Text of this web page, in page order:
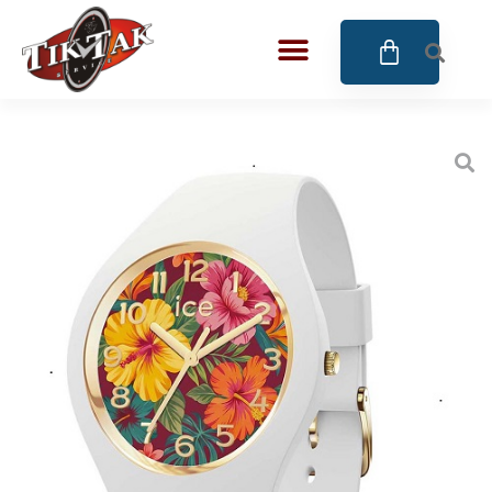
CALYPSO
CANGO & RINALDI
CANGO & RINALDI CHARM
CANGO&RINALDI KARÓRÁK